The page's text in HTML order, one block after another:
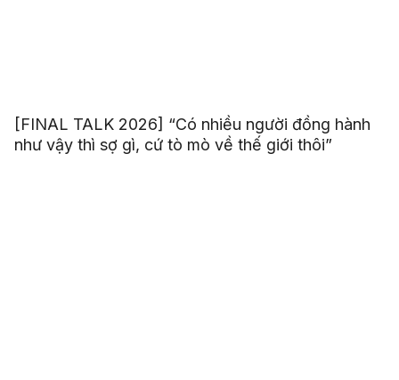
[FINAL TALK 2026] “Có nhiều người đồng hành
như vậy thì sợ gì, cứ tò mò về thế giới thôi”